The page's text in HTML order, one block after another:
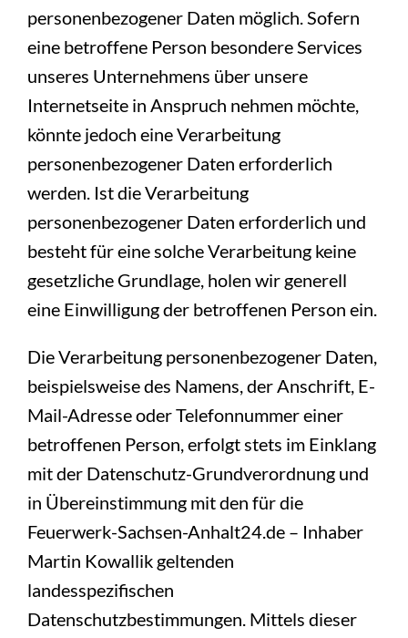
personenbezogener Daten möglich. Sofern
eine betroffene Person besondere Services
unseres Unternehmens über unsere
Internetseite in Anspruch nehmen möchte,
könnte jedoch eine Verarbeitung
personenbezogener Daten erforderlich
werden. Ist die Verarbeitung
personenbezogener Daten erforderlich und
besteht für eine solche Verarbeitung keine
gesetzliche Grundlage, holen wir generell
eine Einwilligung der betroffenen Person ein.
Die Verarbeitung personenbezogener Daten,
beispielsweise des Namens, der Anschrift, E-
Mail-Adresse oder Telefonnummer einer
betroffenen Person, erfolgt stets im Einklang
mit der Datenschutz-Grundverordnung und
in Übereinstimmung mit den für die
Feuerwerk-Sachsen-Anhalt24.de – Inhaber
Martin Kowallik geltenden
landesspezifischen
Datenschutzbestimmungen. Mittels dieser